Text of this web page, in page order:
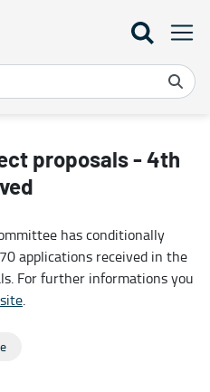
proposals - 4th
has conditionally
applications received in the
For further informations you
.